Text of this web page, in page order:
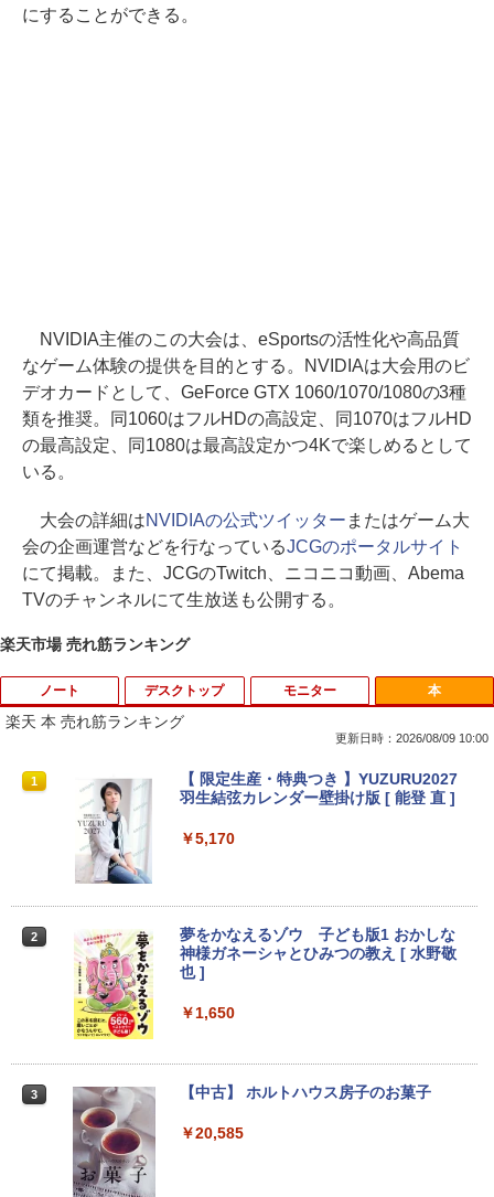
にすることができる。
NVIDIA主催のこの大会は、eSportsの活性化や高品質
なゲーム体験の提供を目的とする。NVIDIAは大会用のビ
デオカードとして、GeForce GTX 1060/1070/1080の3種
類を推奨。同1060はフルHDの高設定、同1070はフルHD
の最高設定、同1080は最高設定かつ4Kで楽しめるとして
いる。
大会の詳細はNVIDIAの公式ツイッター またはゲーム大
会の企画運営などを行なっているJCGのポータルサイト
にて掲載。また、JCGのTwitch、ニコニコ動画、Abema
TVのチャンネルにて生放送も公開する。
楽天市場 売れ筋ランキング
ノート
1
【マラソン限定価格】中古 NEC Lavie N
S700/NAB Core i7 8565U 第8世代CPU
neMemory]内蔵 15インチ フルHD Wind
パソコン
￥19,800
おまかせ コスパ重視 Windows11 第8世
代 / 第10世代 Core i3 / i5 / i7 選択可能
メモリ8GB SSD240GB以上 15.6インチ
おまかせ Wi-Fi 初期設定済 すぐ使える 9
0日保証 送料無料
デスクトップ
1
【訳あり品】中古パソコン | NEC | Mate
MKM34B-1 | Windows11 | デスクトップ
(〜最大3.8)GHz | MEM:8GB | SSD:256G
モリ Quadro P620 グラボ付き ワークス
B SSD 500GB HDD DVD 省スペース デ
スクトップパソコン 中古PC
￥34,800
モニター
1
【マラソンセール期間中ポイント5倍】
【まとめ買いでお得】 中古モニター 18.5
LL E1916H DisplayPort VGA ケーブル
まで】 モニター 21.5型 液晶ディスプレ
nc 21.5インチ 角度調節 FullHD ブルー
ライトカット VAパネル VESAフル FHD
ノングレア MAXZEN JM22CH02
￥9,480
本
楽天 本 売れ筋ランキング
更新日時：2026/08/09 10:00
1
【 限定生産・特典つき 】YUZURU2027
羽生結弦カレンダー壁掛け版 [ 能登 直 ]
￥5,170
2
夢をかなえるゾウ 子ども版1 おかしな
神様ガネーシャとひみつの教え [ 水野敬
也 ]
￥1,650
3 【中古】 ホルトハウス房子のお菓子
￥20,585